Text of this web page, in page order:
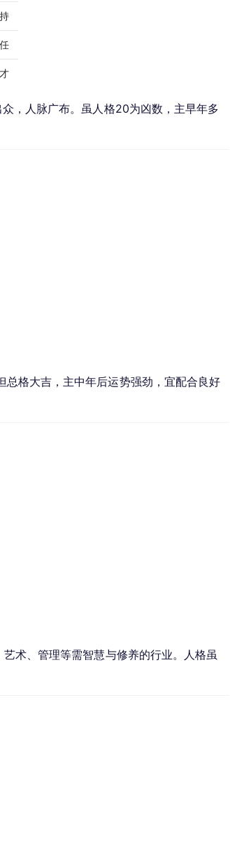
，人脉广布。虽人格20为凶数，主早年多
格大吉，主中年后运势强劲，宜配合良好
术、管理等需智慧与修养的行业。人格虽